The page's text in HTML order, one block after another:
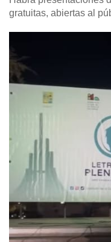
gratuitas, abiertas al